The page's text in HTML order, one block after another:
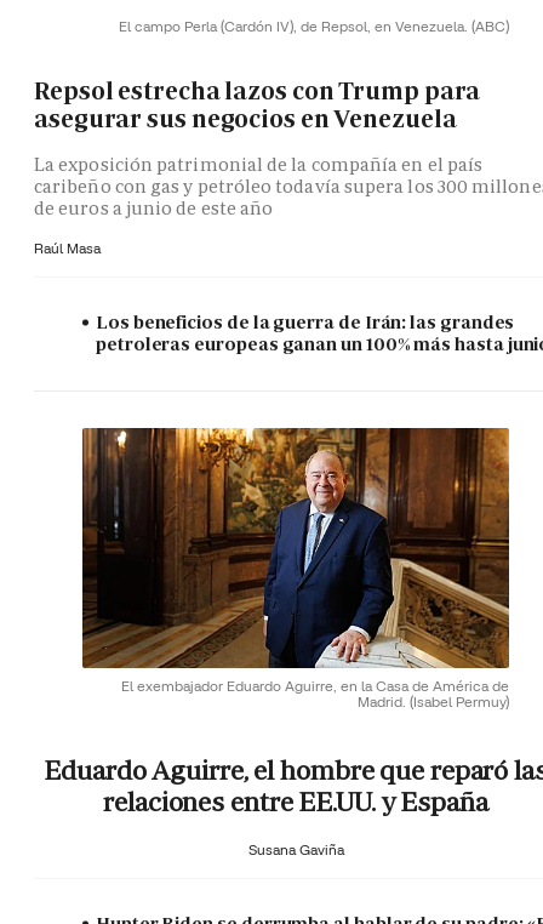
El campo Perla (Cardón IV), de Repsol, en Venezuela. (ABC)
Repsol estrecha lazos con Trump para
asegurar sus negocios en Venezuela
La exposición patrimonial de la compañía en el país
caribeño con gas y petróleo todavía supera los 300
de euros a junio de este año
Raúl Masa
Los beneficios de la guerra de Irán: las grandes
petroleras europeas ganan un 100% más hasta
El exembajador Eduardo Aguirre, en la Casa de América de
Madrid. (Isabel Permuy)
Eduardo Aguirre, el hombre que reparó
relaciones entre EE.UU. y España
Susana Gaviña